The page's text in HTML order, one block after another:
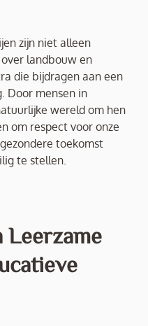
zijn niet alleen
landbouw en
die bijdragen aan een
Door mensen in
wereld om hen
om respect voor onze
toekomst
te stellen.
Leerzame